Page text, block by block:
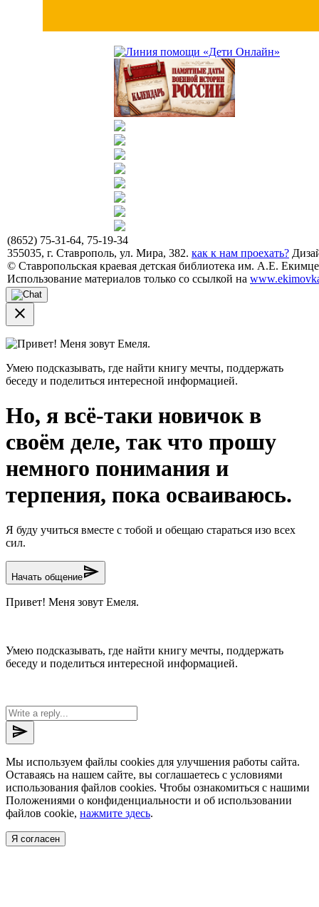
(8652) 75-31-64, 75-19-34
355035, г. Ставрополь, ул. Мира, 382. как к нам проехать?
© Ставропольская краевая детская библиотека им. А.Е.
Использование материалов только со ссылкой на
close
Привет! Меня зовут Емеля.
Умею подсказывать, где найти книгу мечты, поддержать
беседу и поделиться интересной информацией.
Но, я всё-таки новичок в
своём деле, так что прошу
немного понимания и
терпения, пока осваиваюсь.
Я буду учиться вместе с тобой и обещаю стараться изо всех
сил.
Начать общениеsend
Привет! Меня зовут Емеля.
Умею подсказывать, где найти книгу мечты, поддержать
беседу и поделиться интересной информацией.
send
Мы используем файлы cookies для улучшения работы сайта.
Оставаясь на нашем сайте, вы соглашаетесь с условиями
использования файлов cookies. Чтобы ознакомиться с нашими
Положениями о конфиденциальности и об использовании
файлов cookie, нажмите здесь.
Я согласен